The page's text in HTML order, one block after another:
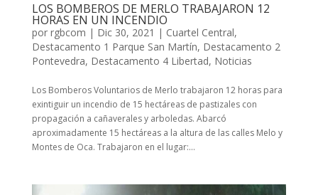
LOS BOMBEROS DE MERLO TRABAJARON 12
HORAS EN UN INCENDIO
por rgbcom | Dic 30, 2021 | Cuartel Central,
Destacamento 1 Parque San Martín, Destacamento 2
Pontevedra, Destacamento 4 Libertad, Noticias
Los Bomberos Voluntarios de Merlo trabajaron 12 horas para
exintiguir un incendio de 15 hectáreas de pastizales con
propagación a cañaverales y arboledas. Abarcó
aproximadamente 15 hectáreas a la altura de las calles Melo y
Montes de Oca. Trabajaron en el lugar:...